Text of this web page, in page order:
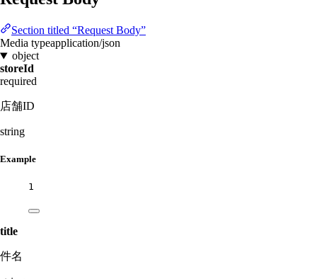
Section titled “Request Body”
Media typeapplication/json
object
storeId
required
店舗ID
string
Example
1
title
件名